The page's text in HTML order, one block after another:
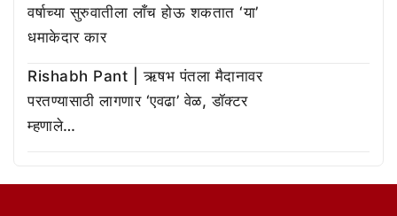
वर्षाच्या सुरुवातीला लाँच होऊ शकतात ‘या’
धमाकेदार कार
Rishabh Pant | ऋषभ पंतला मैदानावर
परतण्यासाठी लागणार ‘एवढा’ वेळ, डॉक्टर
म्हणाले…